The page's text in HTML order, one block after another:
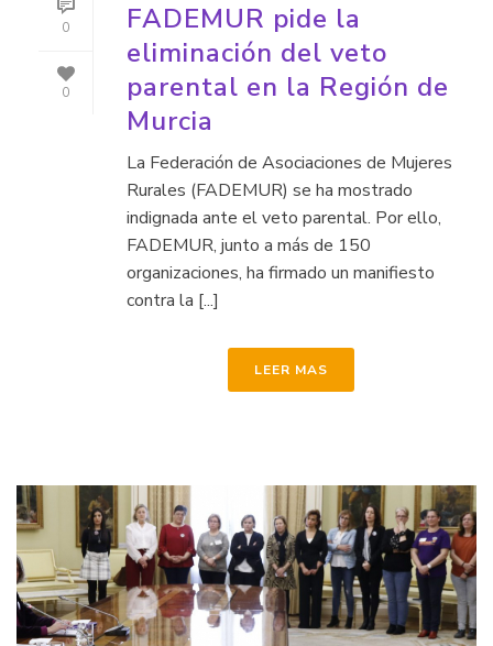
0
0
FADEMUR pide la
eliminación del veto
parental en la Región de
Murcia
La Federación de Asociaciones de Mujeres
Rurales (FADEMUR) se ha mostrado
indignada ante el veto parental. Por ello,
FADEMUR, junto a más de 150
organizaciones, ha firmado un manifiesto
contra la [...]
LEER MAS